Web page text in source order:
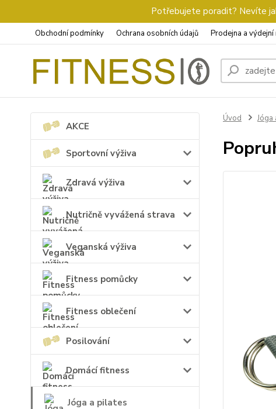
Potřebujete poradit? Nevíte
Obchodní podmínky Ochrana osobních údajů Prodejna a výdejní
AKCE
Sportovní výživa
Zdravá výživa
Nutričně vyvážená strava
Veganská výživa
Fitness pomůcky
Fitness oblečení
Posilování
Domácí fitness
Jóga a pilates
Úvod Jóga